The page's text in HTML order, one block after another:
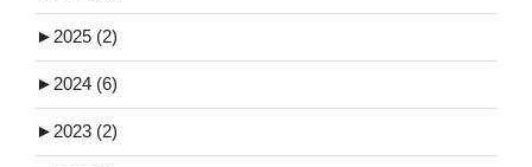
► 2025 (2)
► 2024 (6)
► 2023 (2)